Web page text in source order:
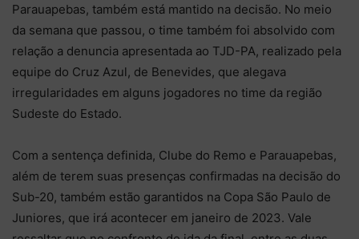
Parauapebas, também está mantido na decisão. No meio
da semana que passou, o time também foi absolvido com
relação a denuncia apresentada ao TJD-PA, realizado pela
equipe do Cruz Azul, de Benevides, que alegava
irregularidades em alguns jogadores no time da região
Sudeste do Estado.
Com a sentença definida, Clube do Remo e Parauapebas,
além de terem suas presenças confirmadas na decisão do
Sub-20, também estão garantidos na Copa São Paulo de
Juniores, que irá acontecer em janeiro de 2023. Vale